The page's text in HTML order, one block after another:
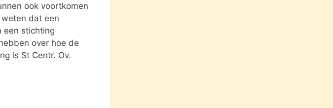
ook voortkomen
dat een
een stichting
over hoe de
is St Centr. Ov.